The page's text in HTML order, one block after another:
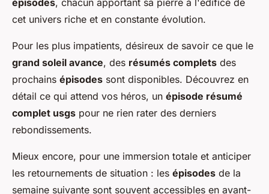
épisodes, chacun apportant sa pierre à l'édifice de
cet univers riche et en constante évolution.
Pour les plus impatients, désireux de savoir ce que le
grand soleil avance, des résumés complets des
prochains épisodes sont disponibles. Découvrez en
détail ce qui attend vos héros, un épisode résumé
complet usgs pour ne rien rater des derniers
rebondissements.
Mieux encore, pour une immersion totale et anticiper
les retournements de situation : les épisodes de la
semaine suivante sont souvent accessibles en avant-